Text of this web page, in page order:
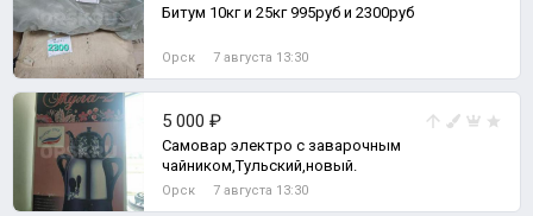
Битум 10кг и 25кг 995руб и 2300руб
Орск 7 августа 13:30
5 000 ₽
Самовар электро с заварочным
чайником,Тульский,новый.
Орск 7 августа 13:30